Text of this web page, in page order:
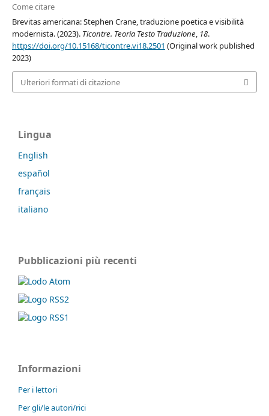
Come citare
Brevitas americana: Stephen Crane, traduzione poetica e visibilità
modernista. (2023). Ticontre. Teoria Testo Traduzione, 18.
https://doi.org/10.15168/ticontre.vi18.2501 (Original work published
2023)
Ulteriori formati di citazione
Lingua
English
español
français
italiano
Pubblicazioni più recenti
Informazioni
Per i lettori
Per gli/le autori/rici